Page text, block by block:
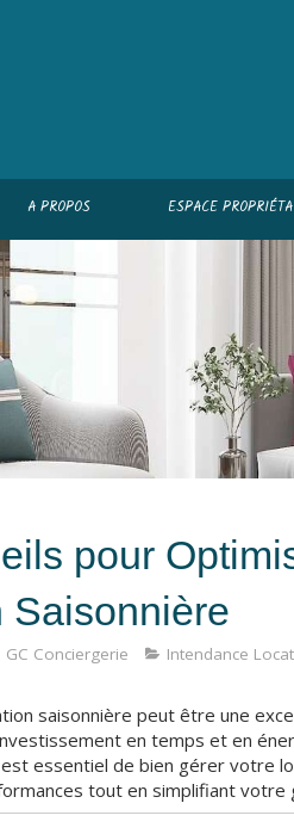
A PROPOS ESPACE
pour
Saisonnière
GC Conciergerie Intendance
saisonnière peut être une
en temps et en
essentiel de bien gérer votre
tout en simplifiant votre